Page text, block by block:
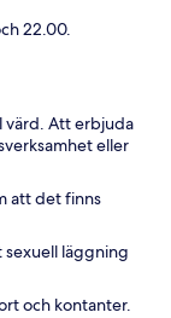
22.00.
värd. Att erbjuda
eller
att det finns
sexuell läggning
och kontanter.